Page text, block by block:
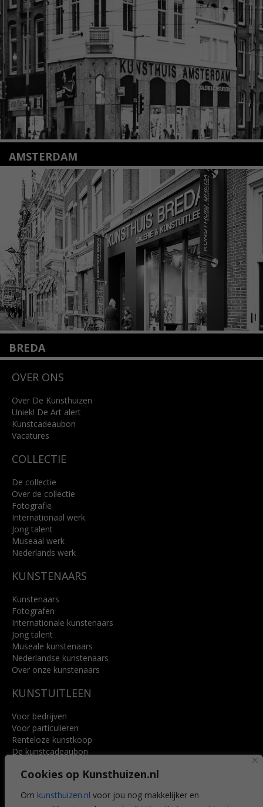
Cookies op Kunsthuizen.nl
Om kunsthuizen.nl voor jou nog makkelijker en
+31(0)71 – 52 84 480
info@kunsthuisleiden.nl
Lees meer
AMSTERDAM
Amstelveenseweg 135
1075 VX Amsterdam
+31 (0)20 2332546
info@kunsthuisamsterdam.nl
Lees meer
BREDA
4818 SB Breda
info@kunsthuisbreda.nl
Lees meer
OVER ONS
Over De Kunsthuizen
Uniek! De Art alert
Kunstcadeaubon
Vacatures
COLLECTIE
De collectie
Over de collectie
Fotografie
Internationaal werk
Jong talent
Museaal werk
Nederlands werk
KUNSTENAARS
Kunstenaars
Fotografen
Internationale kunstenaars
Jong talent
Museale kunstenaars
Nederlandse kunstenaars
Over onze kunstenaars
KUNSTUITLEEN
Voor bedrijven
Voor particulieren
Renteloze kunstkoop
De kunstcadeaubon
Voordelen
Veelgestelde vragen